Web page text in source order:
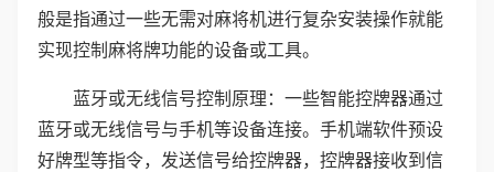
般是指通过一些无需对麻将机进行复杂安装操作就能
实现控制麻将牌功能的设备或工具。
蓝牙或无线信号控制原理：一些智能控牌器通过
蓝牙或无线信号与手机等设备连接。手机端软件预设
好牌型等指令，发送信号给控牌器，控牌器接收到信